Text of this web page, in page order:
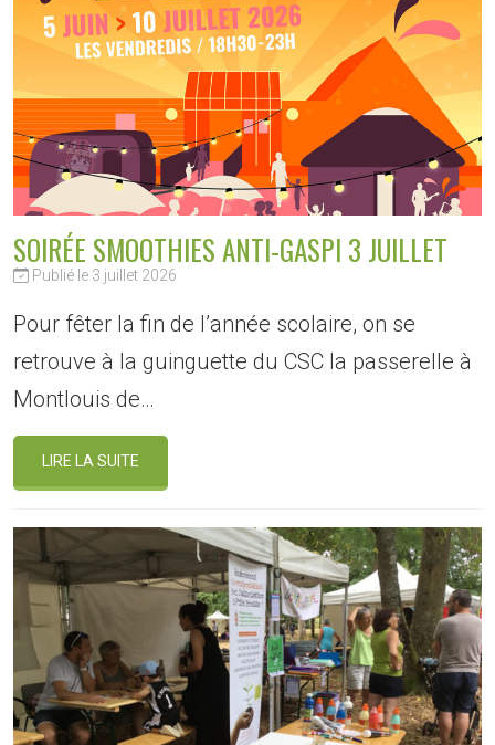
SOIRÉE SMOOTHIES ANTI-GASPI 3 JUILLET
Publié le 3 juillet 2026
Pour fêter la fin de l’année scolaire, on se
retrouve à la guinguette du CSC la passerelle à
Montlouis de…
LIRE LA SUITE